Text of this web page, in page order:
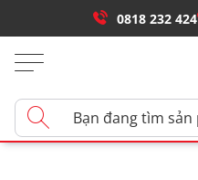
0818 232 424